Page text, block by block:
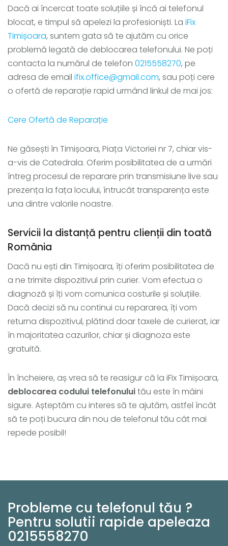
Dacă ai încercat toate soluțiile și încă ai telefonul
blocat, e timpul să apelezi la profesioniști. La iFix
Timișoara, suntem gata să te ajutăm cu orice
problemă legată de deblocarea telefonului. Ne poți
contacta la numărul de telefon 0215558270, pe
adresa de email ifix.office@gmail.com, sau poți cere
o ofertă de reparație rapid urmând linkul de mai jos:
Cere Ofertă de Reparație
Ne găsești în Timișoara, Piața Victoriei nr 7, chiar vis-
a-vis de Catedrala. Oferim posibilitatea de a urmări
întreg procesul de reparare prin transmisiune live sau
prezența la fața locului, întrucât transparența este
una dintre valorile noastre.
Servicii la distanță pentru clienții din toată
România
Dacă nu ești din Timișoara, îți oferim posibilitatea de
a ne trimite dispozitivul prin curier. Vom efectua o
diagnoză și îți vom comunica costurile și soluțiile.
Dacă decizi să nu continui cu repararea, îți vom
returna dispozitivul, plătind doar taxele de curierat, iar
în majoritatea cazurilor, chiar și diagnoza este
gratuită.
În încheiere, aș vrea să te reasigur că la iFix Timișoara,
deblocarea codului telefonuluitău este în mâini
sigure. Așteptăm cu interes să te ajutăm, astfel încât
să te poți bucura din nou de telefonul tău cât mai
repede posibil!
Probleme cu telefonul tău ?
Pentru solutii rapide apeleaza
0215558270